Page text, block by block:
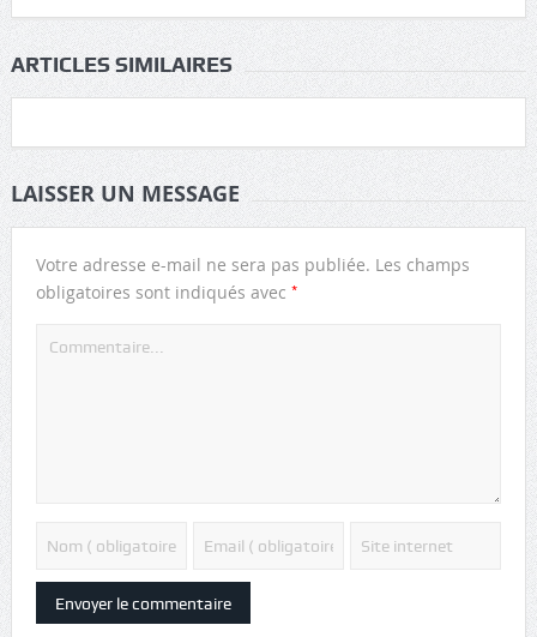
ARTICLES SIMILAIRES
LAISSER UN MESSAGE
Votre adresse e-mail ne sera pas publiée. Les champs
obligatoires sont indiqués avec *